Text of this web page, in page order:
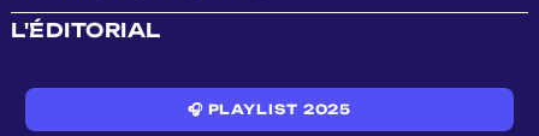
L'ÉDITORIAL
🎧 PLAYLIST 2025